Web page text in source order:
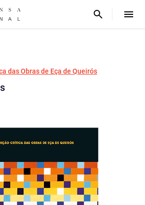
das Obras de Eça de Queirós